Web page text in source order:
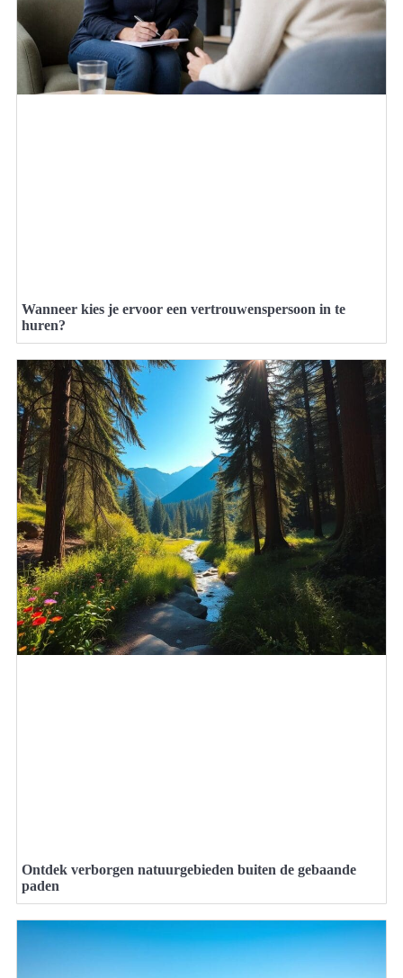
Wanneer kies je ervoor een vertrouwenspersoon in te
huren?
Ontdek verborgen natuurgebieden buiten de gebaande
paden